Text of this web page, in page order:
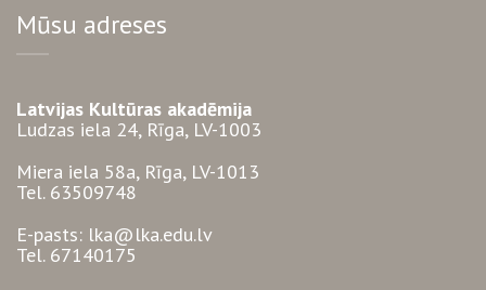
Mūsu adreses
Latvijas Kultūras akadēmija
Ludzas iela 24, Rīga, LV-1003
Miera iela 58a, Rīga, LV-1013
Tel. 63509748
E-pasts: lka@lka.edu.lv
Tel. 67140175